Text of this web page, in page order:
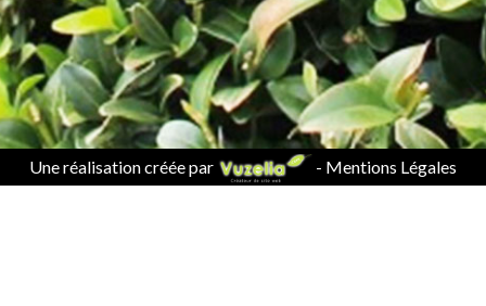
Une réalisation créée par - Mentions Légales